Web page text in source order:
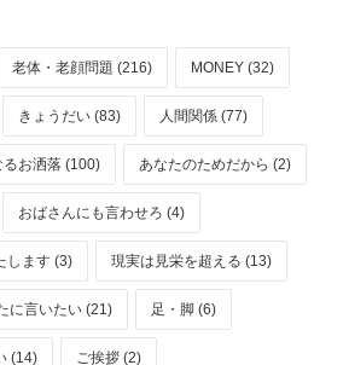
老体・老顔問題 (216) MONEY (32)
きょうだい (83) 人間関係 (77)
るお洒落 (100) あなたのためだから (2)
おばさんにも言わせろ (4)
します (3) 現実は見栄を超える (13)
に言いたい (21) 足・脚 (6)
(14) ご挨拶 (2)